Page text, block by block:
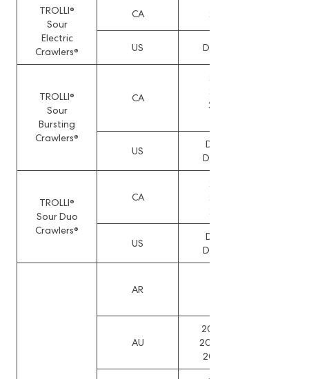
TROLLI®
Sour
Electric
Crawlers®
CA 225482
US D1050668
TROLLI®
Sour
Bursting
Crawlers®
CA
219507,
233322,
233324,
US
D1032141,
D1068200
TROLLI®
Sour Duo
Crawlers®
CA
219507,
233322,
233324
US
D1032141,
D1068200
AR
AU
202512419,
202512420,
202512421